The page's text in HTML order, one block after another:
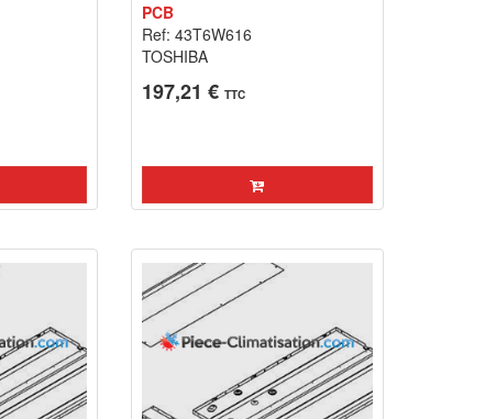
PCB
Ref: 43T6W616
TOSHIBA
197,21 € TTC